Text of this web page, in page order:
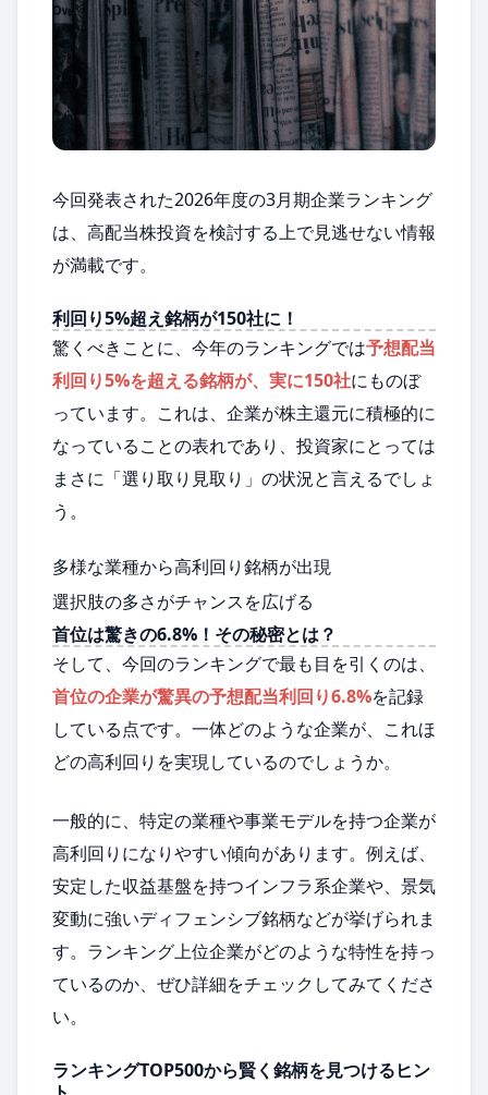
今回発表された2026年度の3月期企業ランキング
は、高配当株投資を検討する上で見逃せない情報
が満載です。
利回り5%超え銘柄が150社に！
驚くべきことに、今年のランキングでは予想配当
利回り5%を超える銘柄が、実に150社にものぼ
っています。これは、企業が株主還元に積極的に
なっていることの表れであり、投資家にとっては
まさに「選り取り見取り」の状況と言えるでしょ
う。
多様な業種から高利回り銘柄が出現
選択肢の多さがチャンスを広げる
首位は驚きの6.8%！その秘密とは？
そして、今回のランキングで最も目を引くのは、
首位の企業が驚異の予想配当利回り6.8%を記録
している点です。一体どのような企業が、これほ
どの高利回りを実現しているのでしょうか。
一般的に、特定の業種や事業モデルを持つ企業が
高利回りになりやすい傾向があります。例えば、
安定した収益基盤を持つインフラ系企業や、景気
変動に強いディフェンシブ銘柄などが挙げられま
す。ランキング上位企業がどのような特性を持っ
ているのか、ぜひ詳細をチェックしてみてくださ
い。
ランキングTOP500から賢く銘柄を見つけるヒン